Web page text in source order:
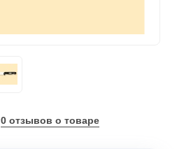
0 отзывов о товаре